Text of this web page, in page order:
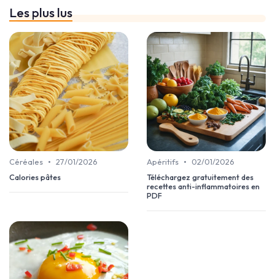
Les plus lus
Céréales • 27/01/2026
Calories pâtes
Apéritifs •
02/01/2026
Téléchargez gratuitement des
recettes anti-inflammatoires en
PDF